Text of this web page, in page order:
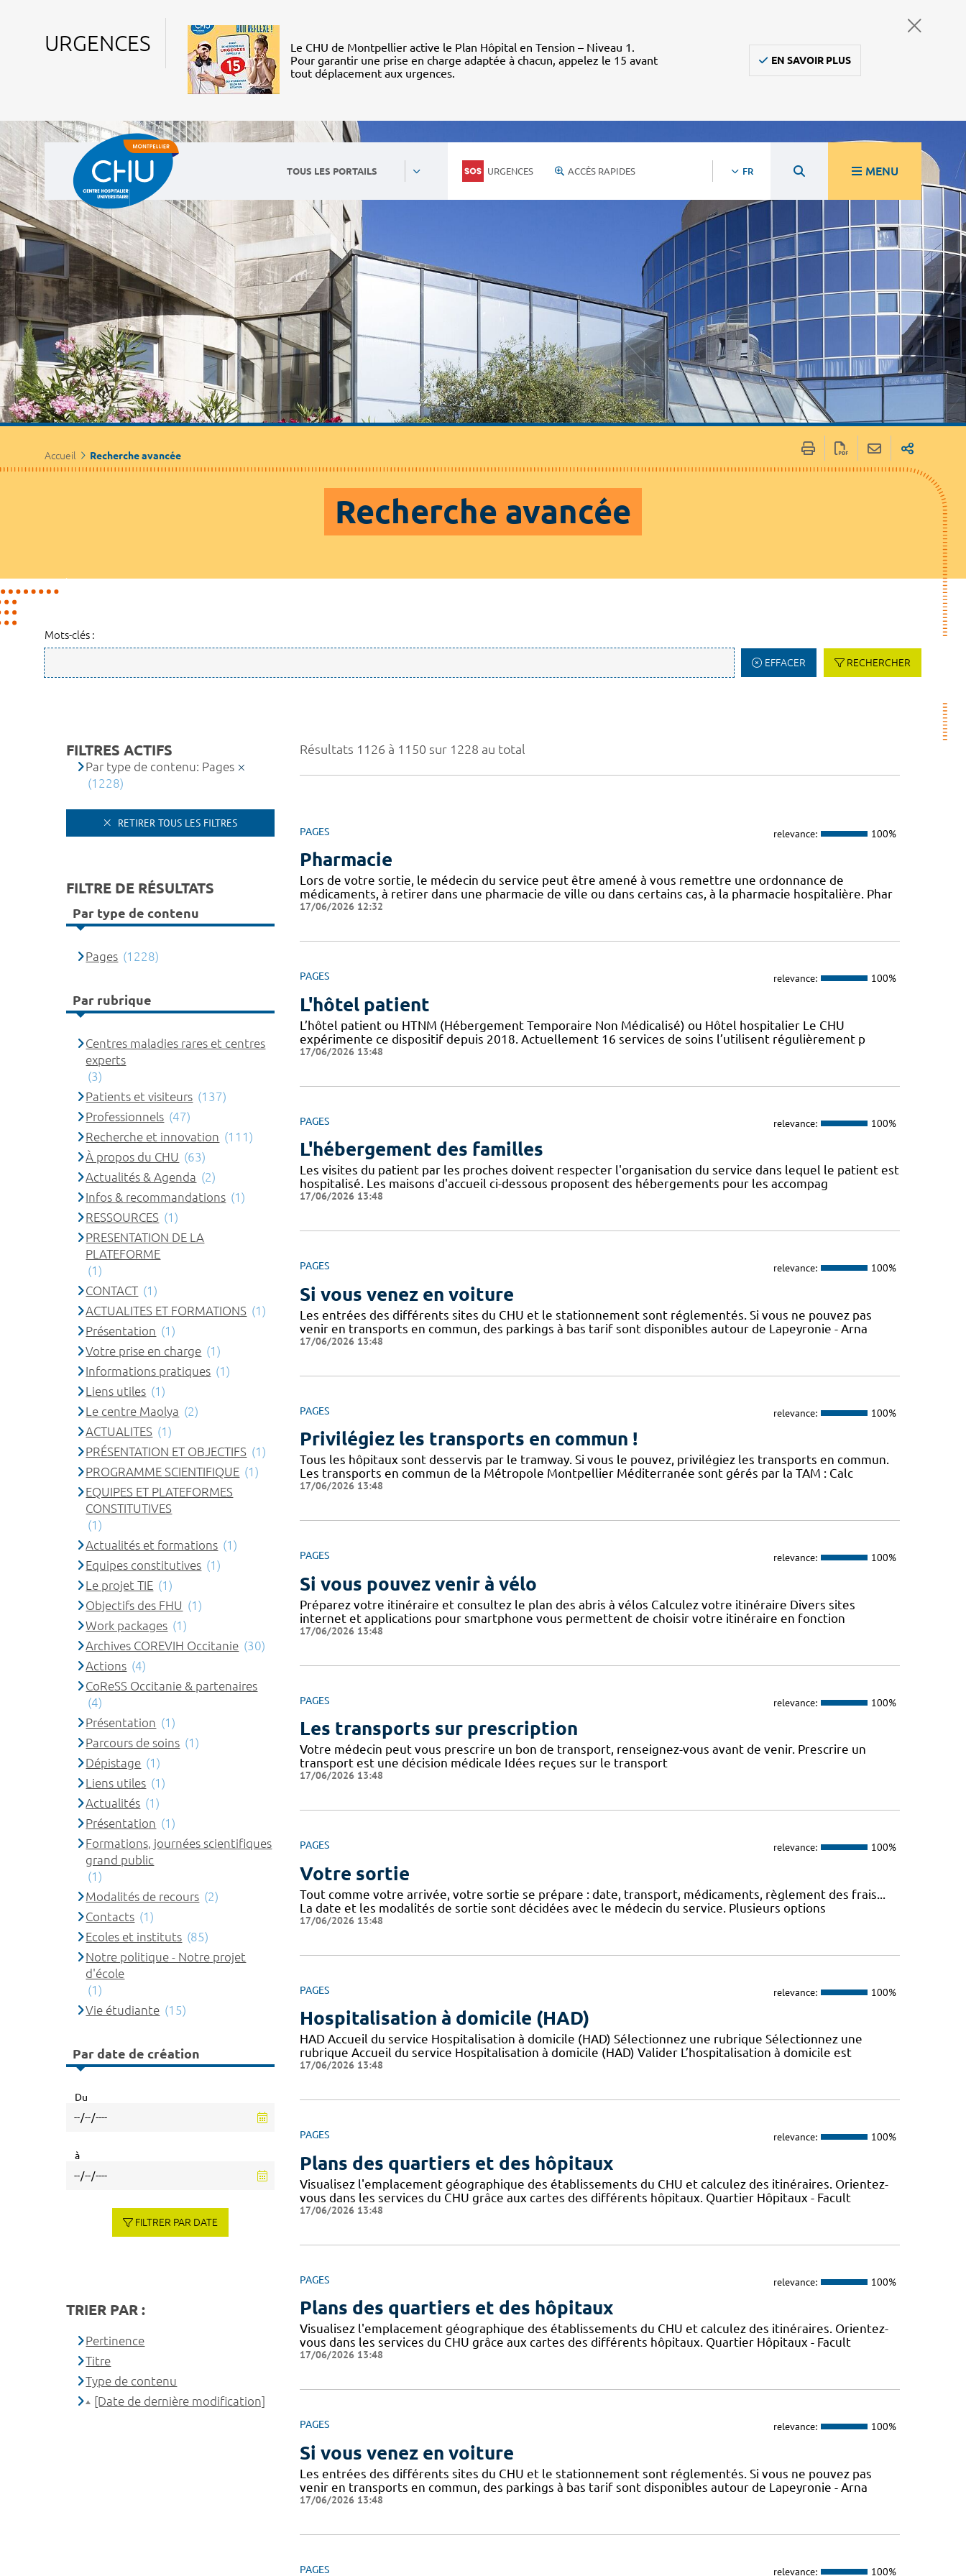
URGENCES
Le CHU de Montpellier active le Plan Hôpital en Tension – Niveau 1.
Pour garantir une prise en charge adaptée à chacun, appelez le 15 avant
tout déplacement aux urgences.
EN SAVOIR PLUS
TOUS LES PORTAILS URGENCES ACCÈS RAPIDES FR MENU
Accueil Recherche avancée
Recherche avancée
Mots-clés :
EFFACER RECHERCHER
Résultats 1126 à 1150 sur 1228 au total
PAGES relevance: 100%
Pharmacie
Lors de votre sortie, le médecin du service peut être amené à vous remettre une ordonnance de
médicaments, à retirer dans une pharmacie de ville ou dans certains cas, à la pharmacie hospitalière. Phar
17/06/2026 12:32
PAGES relevance: 100%
L'hôtel patient
L’hôtel patient ​​ou HTNM (Hébergement Temporaire Non Médicalisé)​​​​​​ ou Hôtel hospitalier Le CHU
expérimente ce dispositif depuis 2018. Actuellement 16 services de soins l’utilisent régulièrement p
17/06/2026 13:48
PAGES relevance: 100%
L'hébergement des familles
Les visites du patient par les proches doivent respecter l'organisation du service dans lequel le patient est
hospitalisé. Les maisons d'accueil ci-dessous proposent des hébergements pour les accompag
17/06/2026 13:48
PAGES relevance: 100%
Si vous venez en voiture
Les entrées des différents sites du CHU et le stationnement sont réglementés. Si vous ne pouvez pas
venir en transports en commun, des parkings à bas tarif sont disponibles autour de Lapeyronie - Arna
17/06/2026 13:48
PAGES relevance: 100%
Privilégiez les transports en commun !
Tous les hôpitaux sont desservis par le tramway. Si vous le pouvez, privilégiez les transports en commun.
Les transports en commun de la Métropole Montpellier Méditerranée sont gérés par la TAM : Calc
17/06/2026 13:48
PAGES relevance: 100%
Si vous pouvez venir à vélo
Préparez votre itinéraire et consultez le plan des abris à vélos Calculez votre itinéraire Divers sites
internet et applications pour smartphone vous permettent de choisir votre itinéraire en fonction
17/06/2026 13:48
PAGES relevance: 100%
Les transports sur prescription
Votre médecin peut vous prescrire un bon de transport, renseignez-vous avant de venir. Prescrire un
transport est une décision médicale Idées reçues sur le transport
17/06/2026 13:48
PAGES relevance: 100%
Votre sortie
Tout comme votre arrivée, votre sortie se prépare : date, transport, médicaments, règlement des frais...
La date et les modalités de sortie sont décidées avec le médecin du service. Plusieurs options
17/06/2026 13:48
PAGES relevance: 100%
Hospitalisation à domicile (HAD)
HAD Accueil du service Hospitalisation à domicile (HAD) Sélectionnez une rubrique Sélectionnez une
rubrique Accueil du service Hospitalisation à domicile (HAD) Valider L’hospitalisation à domicile est
17/06/2026 13:48
PAGES relevance: 100%
Plans des quartiers et des hôpitaux
Visualisez l'emplacement géographique des établissements du CHU et calculez des itinéraires. Orientez-
vous dans les services du CHU grâce aux cartes des différents hôpitaux. Quartier Hôpitaux - Facult
17/06/2026 13:48
PAGES relevance: 100%
Plans des quartiers et des hôpitaux
Visualisez l'emplacement géographique des établissements du CHU et calculez des itinéraires. Orientez-
vous dans les services du CHU grâce aux cartes des différents hôpitaux. Quartier Hôpitaux - Facult
17/06/2026 13:48
PAGES relevance: 100%
Si vous venez en voiture
Les entrées des différents sites du CHU et le stationnement sont réglementés. Si vous ne pouvez pas
venir en transports en commun, des parkings à bas tarif sont disponibles autour de Lapeyronie - Arna
17/06/2026 13:48
PAGES relevance: 100%
FILTRES ACTIFS
Par type de contenu: Pages
(1228)
RETIRER TOUS LES FILTRES
FILTRE DE RÉSULTATS
Par type de contenu
Pages (1228)
Par rubrique
Centres maladies rares et centres
experts
(3)
Patients et visiteurs (137)
Professionnels (47)
Recherche et innovation (111)
À propos du CHU (63)
Actualités & Agenda (2)
Infos & recommandations (1)
RESSOURCES (1)
PRESENTATION DE LA
PLATEFORME
(1)
CONTACT (1)
ACTUALITES ET FORMATIONS (1)
Présentation (1)
Votre prise en charge (1)
Informations pratiques (1)
Liens utiles (1)
Le centre Maolya (2)
ACTUALITES (1)
PRÉSENTATION ET OBJECTIFS (1)
PROGRAMME SCIENTIFIQUE (1)
EQUIPES ET PLATEFORMES
CONSTITUTIVES
(1)
Actualités et formations (1)
Equipes constitutives (1)
Le projet TIE (1)
Objectifs des FHU (1)
Work packages (1)
Archives COREVIH Occitanie (30)
Actions (4)
CoReSS Occitanie & partenaires
(4)
Présentation (1)
Parcours de soins (1)
Dépistage (1)
Liens utiles (1)
Actualités (1)
Présentation (1)
Formations, journées scientifiques
grand public
(1)
Modalités de recours (2)
Contacts (1)
Ecoles et instituts (85)
Notre politique - Notre projet
d'école
(1)
Vie étudiante (15)
Par date de création
Du
à
FILTRER PAR DATE
TRIER PAR :
Pertinence
Titre
Type de contenu
[Date de dernière modification]